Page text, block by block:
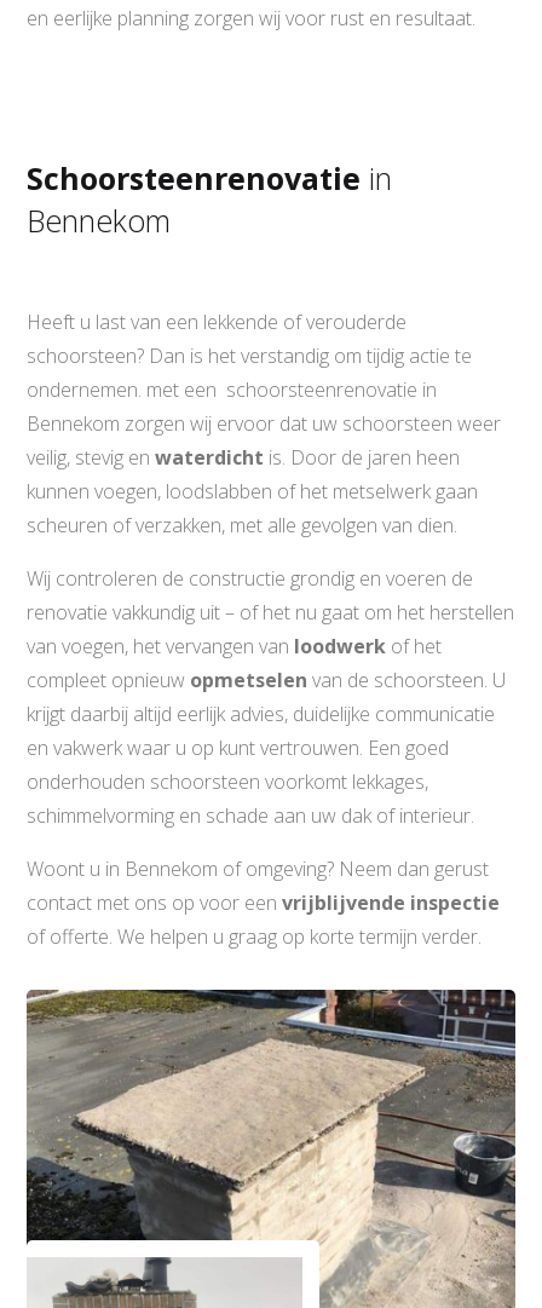
en eerlijke planning zorgen wij voor rust en resultaat.
Schoorsteenrenovatie in
Bennekom
Heeft u last van een lekkende of verouderde
schoorsteen? Dan is het verstandig om tijdig actie te
ondernemen. met een schoorsteenrenovatie in
Bennekom zorgen wij ervoor dat uw schoorsteen weer
veilig, stevig enwaterdicht is. Door de jaren heen
kunnen voegen, loodslabben of het metselwerk gaan
scheuren of verzakken, met alle gevolgen van dien.
Wij controleren de constructie grondig en voeren de
renovatie vakkundig uit – of het nu gaat om het herstellen
van voegen, het vervangen van loodwerk of het
compleet opnieuw opmetselen van de schoorsteen. U
krijgt daarbij altijd eerlijk advies, duidelijke communicatie
en vakwerk waar u op kunt vertrouwen. Een goed
onderhouden schoorsteen voorkomt lekkages,
schimmelvorming en schade aan uw dak of interieur.
Woont u in Bennekom of omgeving? Neem dan gerust
contact met ons op voor een vrijblijvende inspectie
of offerte. We helpen u graag op korte termijn verder.